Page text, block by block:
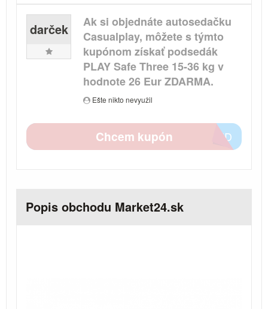
darček
Ak si objednáte autosedačku
Casualplay, môžete s týmto
kupónom získať podsedák
PLAY Safe Three 15-36 kg v
hodnote 26 Eur ZDARMA.
Ešte nikto nevyužil
7F5D
Chcem kupón
Popis obchodu Market24.sk